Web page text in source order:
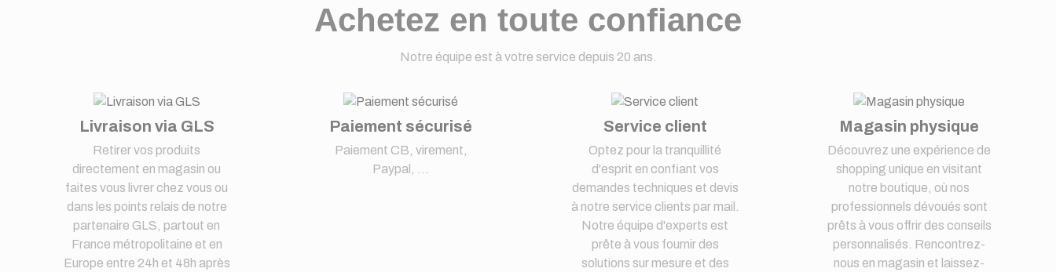
Achetez en toute confiance
Notre équipe est à votre service depuis 20 ans.
Livraison via GLS
Retirer vos produits
directement en magasin ou
faites vous livrer chez vous ou
dans les points relais de notre
partenaire GLS, partout en
France métropolitaine et en
Europe entre 24h et 48h après
Paiement sécurisé
Paiement CB, virement,
Paypal, ...
Service client
Optez pour la tranquillité
d'esprit en confiant vos
demandes techniques et devis
à notre service clients par mail.
Notre équipe d'experts est
prête à vous fournir des
solutions sur mesure et des
Magasin physique
Découvrez une expérience de
shopping unique en visitant
notre boutique, où nos
professionnels dévoués sont
prêts à vous offrir des conseils
personnalisés. Rencontrez-
nous en magasin et laissez-